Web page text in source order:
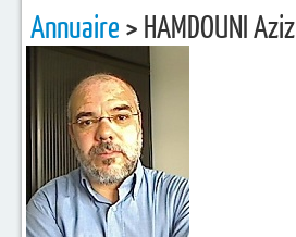
Equipes de recherche
Activités / Projets
4evLab
RUPEElab
Expertises
Annuaire > HAMDOUNI Aziz